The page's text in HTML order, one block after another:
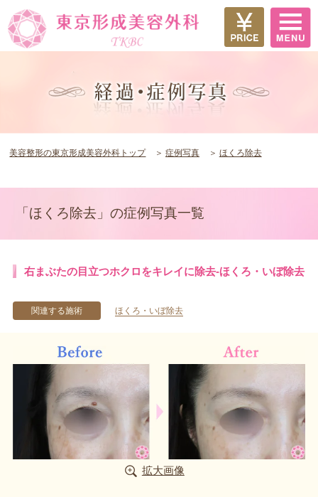
美容整形の東京形成美容外科トップ 症例写真 ほくろ除去
「ほくろ除去」の症例写真一覧
右まぶたの目立つホクロをキレイに除去-ほくろ・いぼ除去
関連する施術 ほくろ・いぼ除去
拡大画像